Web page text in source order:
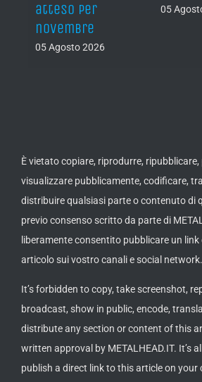
atteso per
novembre
05 Agosto 2026
05
È vietato copiare, riprodurre, ripubblicare,
visualizzare pubblicamente, codificare,
distribuire qualsiasi parte o contenuto di
previo consenso scritto da parte di
liberamente consentito pubblicare un
articolo sui vostro canali e social network.
It’s forbidden to copy, take screenshot,
broadcast, show in public, encode,
distribute any section or content of this
written approval by METALHEAD.IT. It’s
publish a direct link to this article on your